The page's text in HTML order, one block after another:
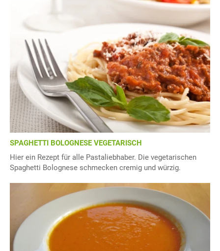
SPAGHETTI BOLOGNESE VEGETARISCH
Hier ein Rezept für alle Pastaliebhaber. Die vegetarischen
Spaghetti Bolognese schmecken cremig und würzig.